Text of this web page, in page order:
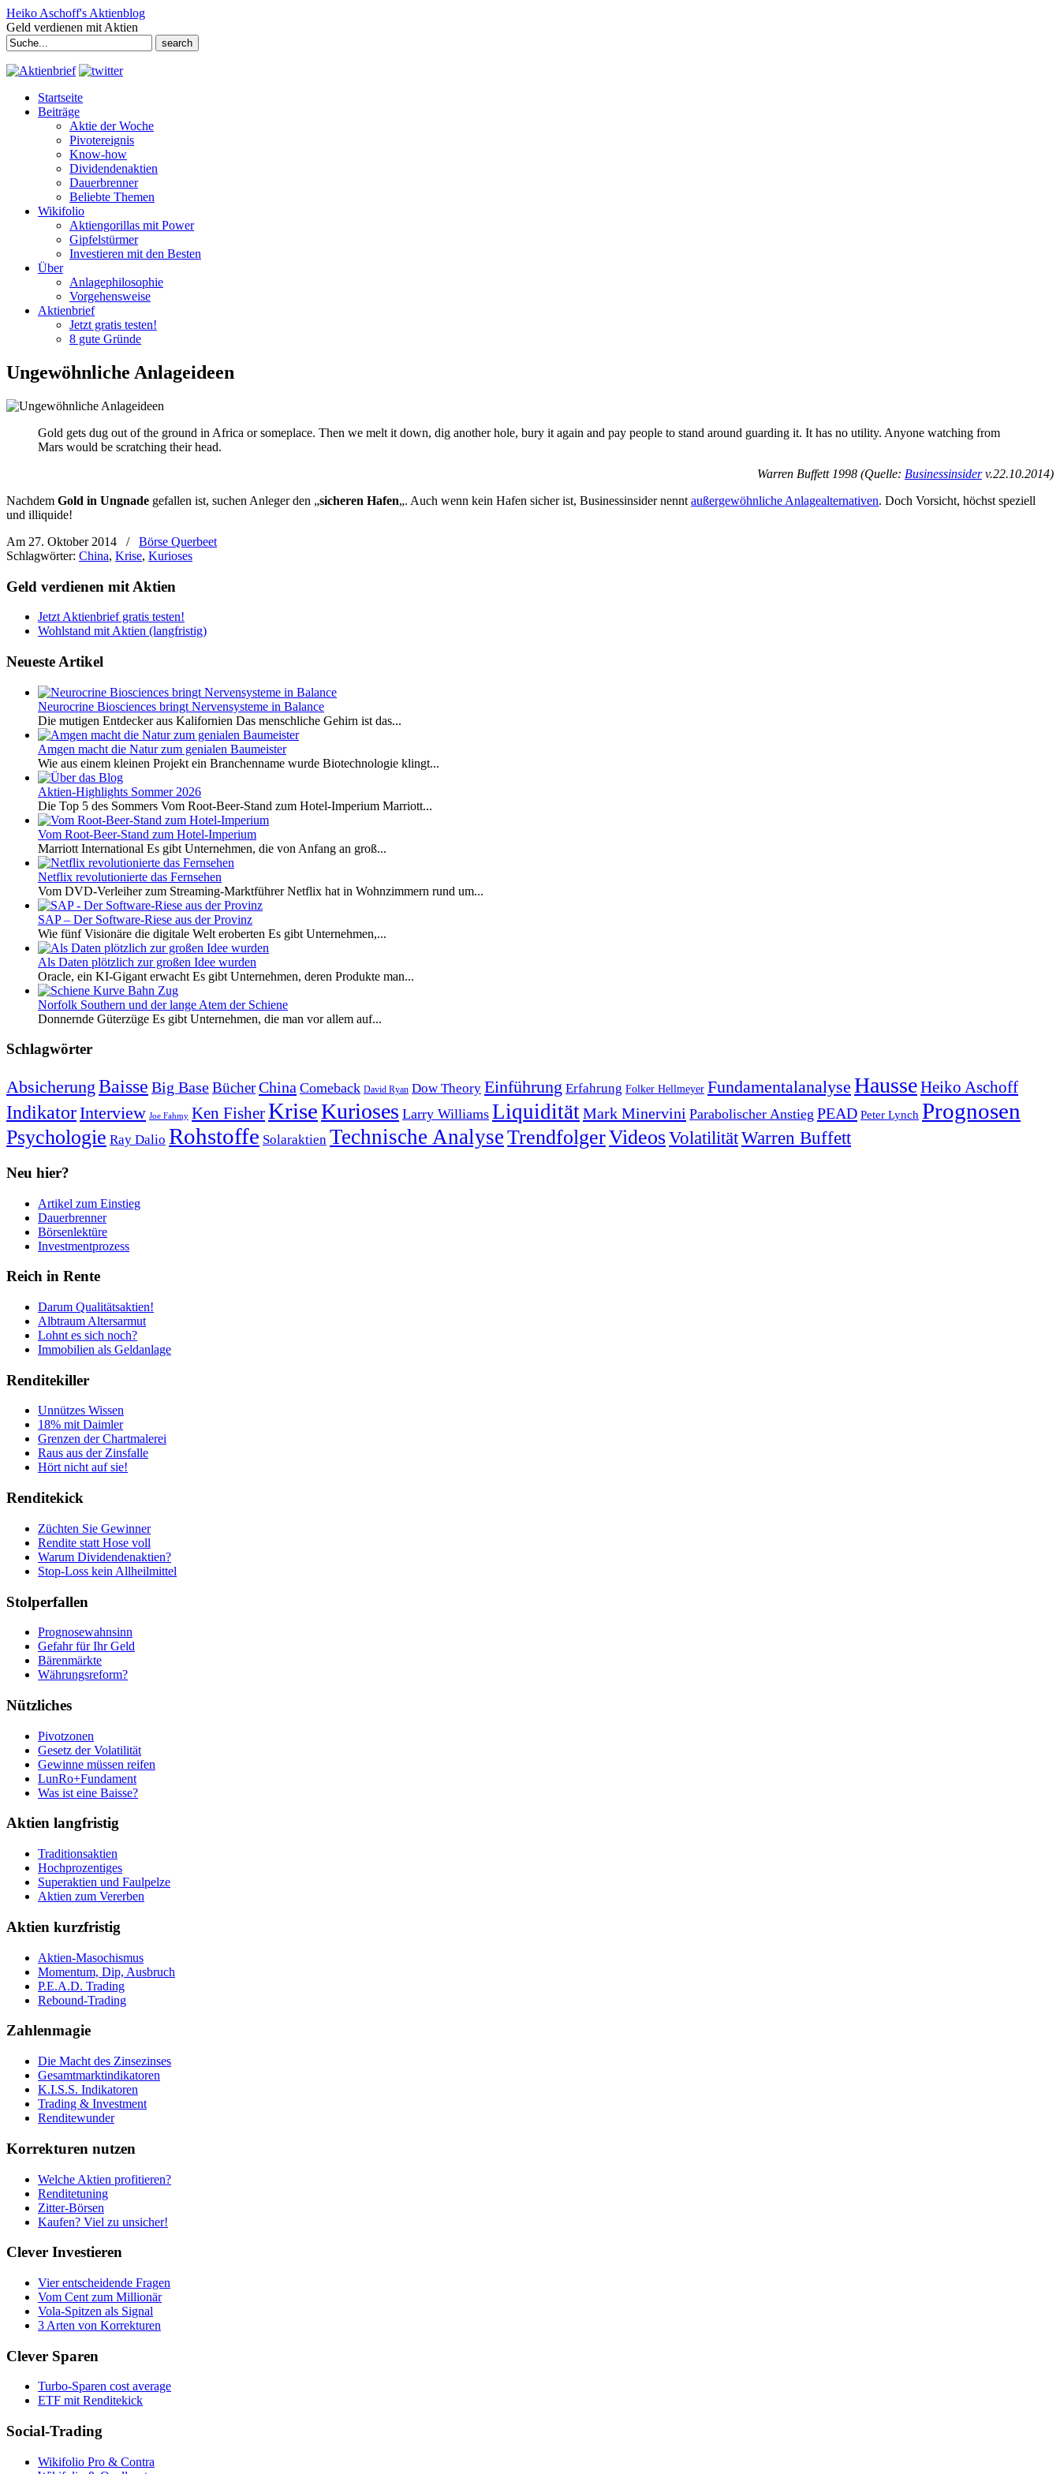
Heiko Aschoff's Aktienblog
Geld verdienen mit Aktien
Search
for:
Startseite
Beiträge
Aktie der Woche
Pivotereignis
Know-how
Dividendenaktien
Dauerbrenner
Beliebte Themen
Wikifolio
Aktiengorillas mit Power
Gipfelstürmer
Investieren mit den Besten
Über
Anlagephilosophie
Vorgehensweise
Aktienbrief
Jetzt gratis testen!
8 gute Gründe
Ungewöhnliche Anlageideen
Gold gets dug out of the ground in Africa or someplace. Then we melt it down, dig another hole, bury it again and pay people to stand around guarding it. It has no utility. Anyone watching from
Mars would be scratching their head.
Warren Buffett 1998 (Quelle: Businessinsiderv.22.10.2014)
Nachdem Gold in Ungnade gefallen ist, suchen Anleger den „sicheren Hafen„. Auch wenn kein Hafen sicher ist, Businessinsider nennt außergewöhnliche Anlagealternativen. Doch Vorsicht, höchst speziell
und illiquide!
Am 27. Oktober 2014
/
Börse Querbeet
Schlagwörter: China, Krise, Kurioses
Geld verdienen mit Aktien
Jetzt Aktienbrief gratis testen!
Wohlstand mit Aktien (langfristig)
Neueste Artikel
Neurocrine Biosciences bringt Nervensysteme in Balance
Die mutigen Entdecker aus Kalifornien Das menschliche Gehirn ist das...
Amgen macht die Natur zum genialen Baumeister
Wie aus einem kleinen Projekt ein Branchenname wurde Biotechnologie klingt...
Aktien-Highlights Sommer 2026
Die Top 5 des Sommers Vom Root-Beer-Stand zum Hotel-Imperium Marriott...
Vom Root-Beer-Stand zum Hotel-Imperium
Marriott International Es gibt Unternehmen, die von Anfang an groß...
Netflix revolutionierte das Fernsehen
Vom DVD-Verleiher zum Streaming-Marktführer Netflix hat in Wohnzimmern rund um...
SAP – Der Software-Riese aus der Provinz
Wie fünf Visionäre die digitale Welt eroberten Es gibt Unternehmen,...
Als Daten plötzlich zur großen Idee wurden
Oracle, ein KI-Gigant erwacht Es gibt Unternehmen, deren Produkte man...
Norfolk Southern und der lange Atem der Schiene
Donnernde Güterzüge Es gibt Unternehmen, die man vor allem auf...
Schlagwörter
Absicherung Baisse Big BaseBücherChina Comeback David Ryan Dow Theory Einführung Erfahrung Folker Hellmeyer Fundamentalanalyse HausseHeiko Aschoff
IndikatorInterview Joe Fahmy Ken FisherKriseKurioses Larry Williams LiquiditätMark Minervini Parabolischer Anstieg PEAD Peter Lynch Prognosen
Psychologie Ray Dalio Rohstoffe Solaraktien Technische AnalyseTrendfolgerVideosVolatilitätWarren Buffett
Neu hier?
Artikel zum Einstieg
Dauerbrenner
Börsenlektüre
Investmentprozess
Reich in Rente
Darum Qualitätsaktien!
Albtraum Altersarmut
Lohnt es sich noch?
Immobilien als Geldanlage
Renditekiller
Unnützes Wissen
18% mit Daimler
Grenzen der Chartmalerei
Raus aus der Zinsfalle
Hört nicht auf sie!
Renditekick
Züchten Sie Gewinner
Rendite statt Hose voll
Warum Dividendenaktien?
Stop-Loss kein Allheilmittel
Stolperfallen
Prognosewahnsinn
Gefahr für Ihr Geld
Bärenmärkte
Währungsreform?
Nützliches
Pivotzonen
Gesetz der Volatilität
Gewinne müssen reifen
LunRo+Fundament
Was ist eine Baisse?
Aktien langfristig
Traditionsaktien
Hochprozentiges
Superaktien und Faulpelze
Aktien zum Vererben
Aktien kurzfristig
Aktien-Masochismus
Momentum, Dip, Ausbruch
P.E.A.D. Trading
Rebound-Trading
Zahlenmagie
Die Macht des Zinsezinses
Gesamtmarktindikatoren
K.I.S.S. Indikatoren
Trading & Investment
Renditewunder
Korrekturen nutzen
Welche Aktien profitieren?
Renditetuning
Zitter-Börsen
Kaufen? Viel zu unsicher!
Clever Investieren
Vier entscheidende Fragen
Vom Cent zum Millionär
Vola-Spitzen als Signal
3 Arten von Korrekturen
Clever Sparen
Turbo-Sparen cost average
ETF mit Renditekick
Social-Trading
Wikifolio Pro & Contra